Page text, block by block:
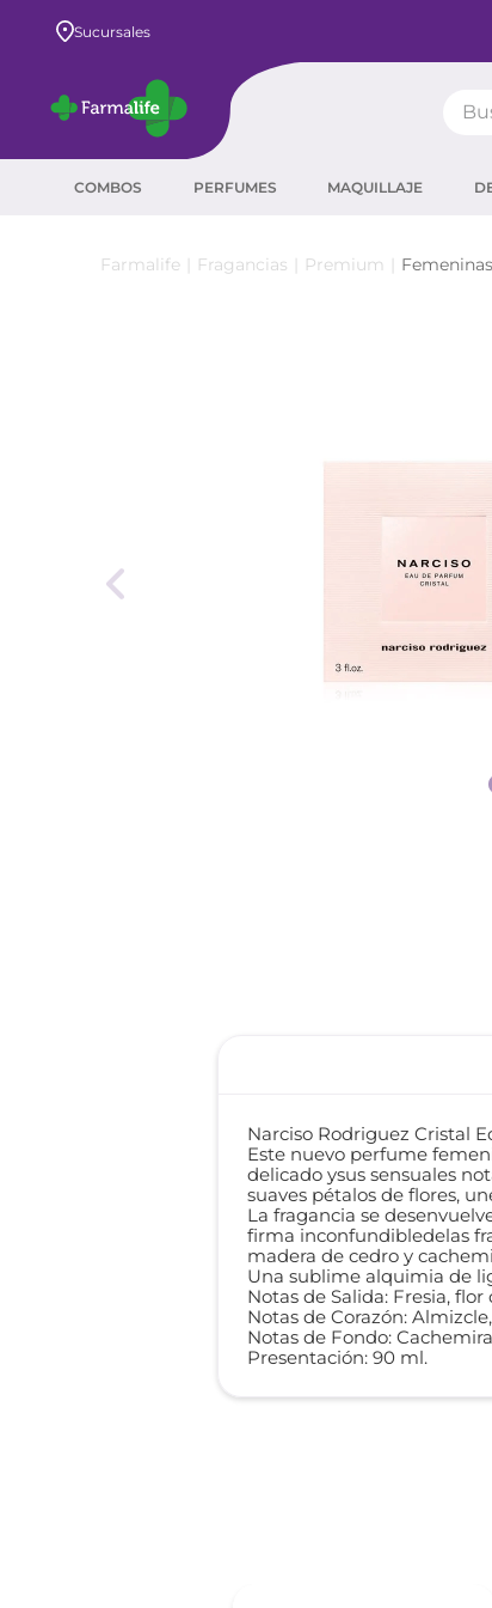
Sucursales
COMBOS PERFUMES MAQUILLAJE
Fragancias Premium Femeninas
Narciso Rodriguez Cristal
Este nuevo perfume
delicado ysus sensuales
suaves pétalos de flores,
La fragancia se
firma inconfundibledelas
madera de cedro y
Una sublime alquimia de
Notas de Salida: Fresia,
Notas de Corazón:
Notas de Fondo:
Presentación: 90 ml.